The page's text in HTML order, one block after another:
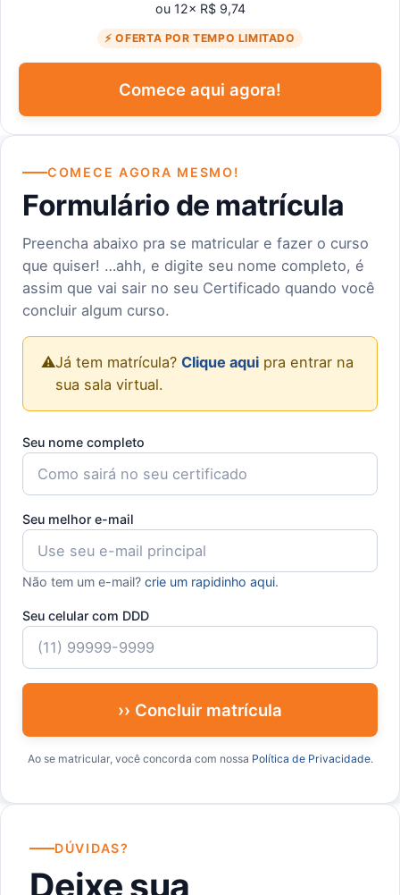
ou 12× R$ 9,74
⚡ OFERTA POR TEMPO LIMITADO
Comece aqui agora!
COMECE AGORA MESMO!
Formulário de matrícula
Preencha abaixo pra se matricular e fazer o curso
que quiser! …ahh, e digite seu nome completo, é
assim que vai sair no seu Certificado quando você
concluir algum curso.
⚠️Já tem matrícula? Clique aqui pra entrar na
sua sala virtual.
Seu nome completo
Seu melhor e-mail
Não tem um e-mail? crie um rapidinho aqui.
Seu celular com DDD
›› Concluir matrícula
Ao se matricular, você concorda com nossa Política de Privacidade.
DÚVIDAS?
Deixe sua